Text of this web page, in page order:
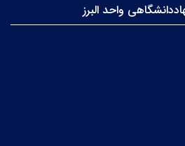
واحد البرز